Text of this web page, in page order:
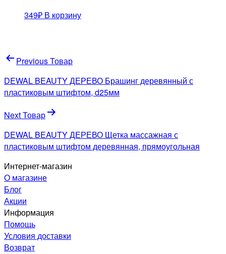
349₽ В корзину
Навигация
по
записям
Previous Товар
DEWAL BEAUTY ДЕРЕВО Брашинг деревянный с
пластиковым штифтом, d25мм
Next Товар
DEWAL BEAUTY ДЕРЕВО Щетка массажная с
пластиковым штифтом деревянная, прямоугольная
Интернет-магазин
О магазине
Блог
Акции
Информация
Помощь
Условия доставки
Возврат